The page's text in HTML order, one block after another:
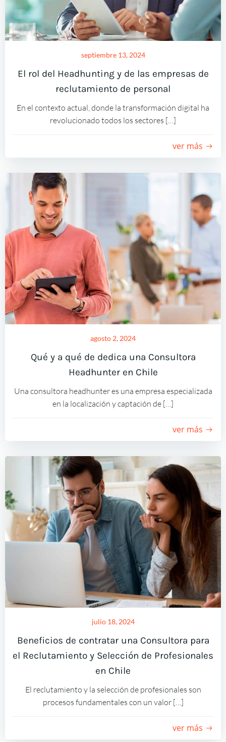
septiembre 13, 2024
El rol del Headhunting y de las empresas de
reclutamiento de personal
En el contexto actual, donde la transformación digital ha
revolucionado todos los sectores […]
ver más
agosto 2, 2024
Qué y a qué de dedica una Consultora
Headhunter en Chile
Una consultora headhunter es una empresa especializada
en la localización y captación de […]
ver más
julio 18, 2024
Beneficios de contratar una Consultora para
el Reclutamiento y Selección de Profesionales
en Chile
El reclutamiento y la selección de profesionales son
procesos fundamentales con un valor […]
ver más